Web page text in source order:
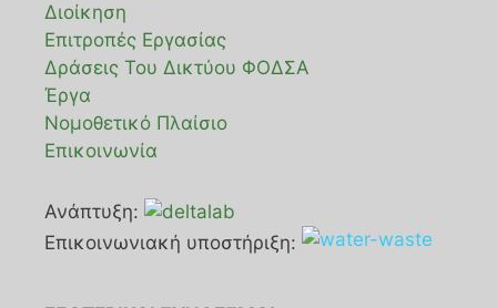
Διοίκηση
Επιτροπές Εργασίας
Δράσεις Του Δικτύου ΦΟΔΣΑ
Έργα
Νομοθετικό Πλαίσιο
Επικοινωνία
Ανάπτυξη:
Επικοινωνιακή υποστήριξη: